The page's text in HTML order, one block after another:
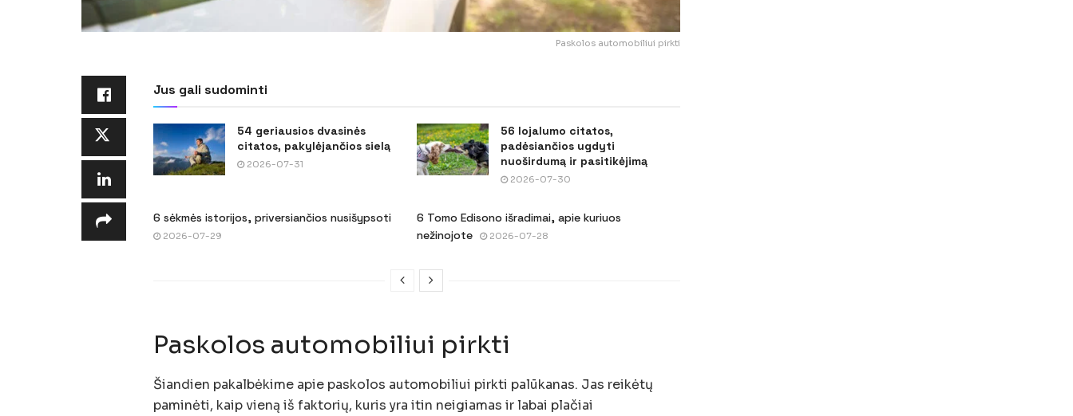
Paskolos automobiliui pirkti
Jus gali sudominti
54 geriausios dvasinės
citatos, pakylėjančios sielą
2026-07-31
56 lojalumo citatos,
padėsiančios ugdyti
nuoširdumą ir pasitikėjimą
2026-07-30
6 sėkmės istorijos, priversiančios nusišypsoti
2026-07-29
6 Tomo Edisono išradimai, apie kuriuos
nežinojote
2026-07-28
Paskolos automobiliui pirkti
Šiandien pakalbėkime apie paskolos automobiliui pirkti palūkanas. Jas reikėtų
paminėti, kaip vieną iš faktorių, kuris yra itin neigiamas ir labai plačiai